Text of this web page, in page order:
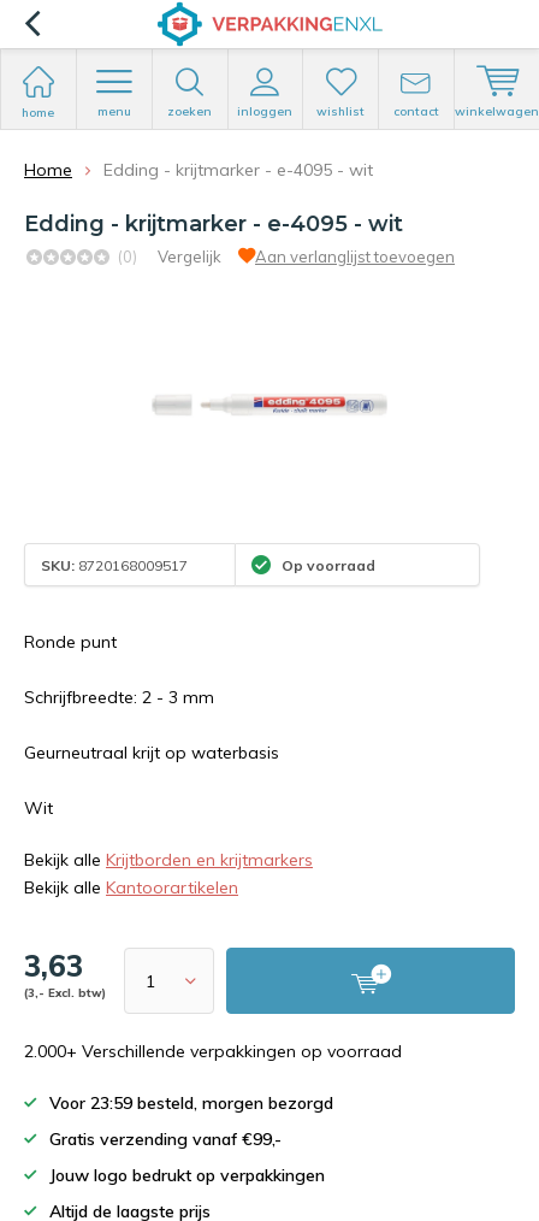
home menu zoeken inloggen wishlist contact winkelwagen
Home Edding - krijtmarker - e-4095 - wit
Edding - krijtmarker - e-4095 - wit
(0) Vergelijk Aan verlanglijst toevoegen
SKU: 8720168009517 Op voorraad
Ronde punt
Schrijfbreedte: 2 - 3 mm
Geurneutraal krijt op waterbasis
Wit
Bekijk alle Krijtborden en krijtmarkers
Bekijk alle Kantoorartikelen
3,63
(3,- Excl. btw)
2.000+ Verschillende verpakkingen op voorraad
Voor 23:59 besteld, morgen bezorgd
Gratis verzending vanaf €99,-
Jouw logo bedrukt op verpakkingen
Altijd de laagste prijs